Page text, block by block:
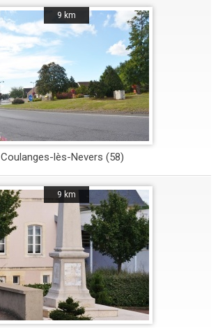
9 km
Coulanges-lès-Nevers (58)
9 km